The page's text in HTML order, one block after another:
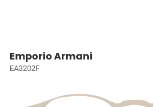
Emporio Armani
EA3202F